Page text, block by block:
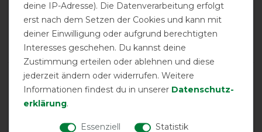
Positive
100%
Neutral
0%
Negative
0%
LATEST REVIEWS
11.01.2026
deine IP-Adresse). Die Datenverarbeitung erfolgt
erst nach dem Setzen der Cookies und kann mit
deiner Einwilligung oder aufgrund berechtigten
Interesses geschehen. Du kannst deine
Zustimmung erteilen oder ablehnen und diese
jederzeit ändern oder widerrufen. Weitere
Informationen findest du in unserer Daten­schutz­
erklärung.
Essenziell
Statistik